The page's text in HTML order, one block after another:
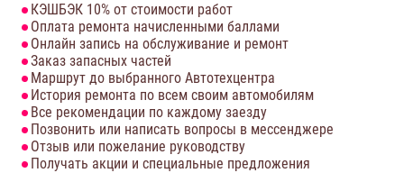
КЭШБЭК 10% от стоимости работ
Оплата ремонта начисленными баллами
Онлайн запись на обслуживание и ремонт
Заказ запасных частей
Маршрут до выбранного Автотехцентра
История ремонта по всем своим автомобилям
Все рекомендации по каждому заезду
Позвонить или написать вопросы в мессенджере
Отзыв или пожелание руководству
Получать акции и специальные предложения